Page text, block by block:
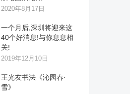
2020年8月17日
一个月后,深圳将迎来这
40个好消息!与你息息相
关!
2019年12月10日
王光友书法《沁园春·
雪》